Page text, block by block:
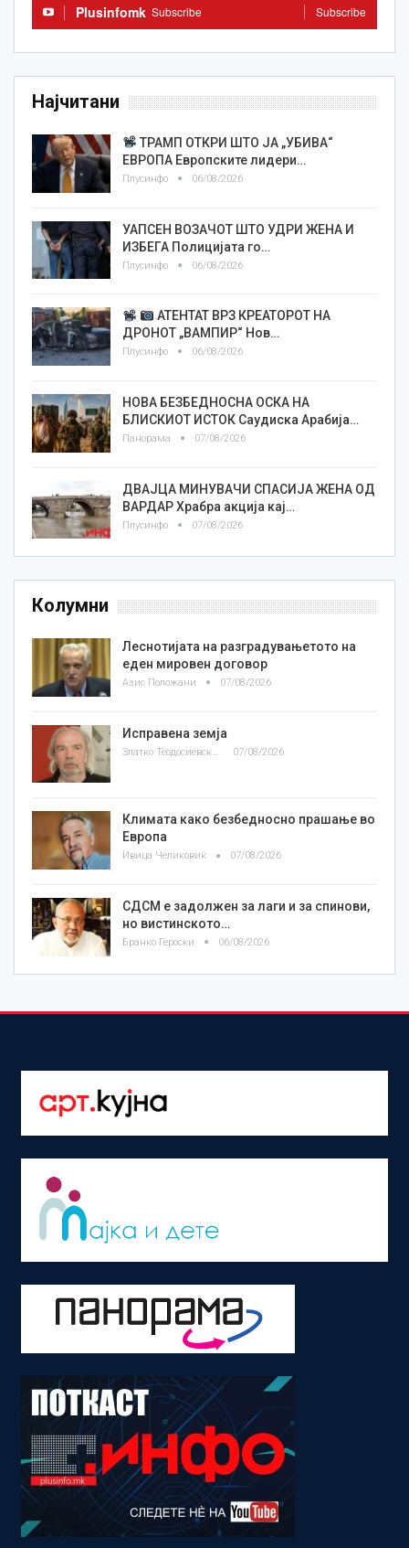
Plusinfomk Subscribe Subscribe
Најчитани
ТРАМП ОТКРИ ШТО ЈА „УБИВА“
ЕВРОПА Европските лидери…
Плусинфо 06/08/2026
УАПСЕН ВОЗАЧОТ ШТО УДРИ ЖЕНА И
ИЗБЕГА Полицијата го…
Плусинфо 06/08/2026
АТЕНТАТ ВРЗ КРЕАТОРОТ НА
ДРОНОТ „ВАМПИР“ Нов…
Плусинфо 06/08/2026
НОВА БЕЗБЕДНОСНА ОСКА НА
БЛИСКИОТ ИСТОК Саудиска Арабија…
Панорама 07/08/2026
ДВАЈЦА МИНУВАЧИ СПАСИЈА ЖЕНА ОД
ВАРДАР Храбра акција кај…
Плусинфо 07/08/2026
Колумни
Леснотијата на разградувањетото на
еден мировен договор
Азис Положани 07/08/2026
Исправена земја
Златко Теодосиевски 07/08/2026
Климата како безбедносно прашање во
Европа
Ивица Челиковиќ 07/08/2026
СДСМ е задолжен за лаги и за спинови,
но вистинското…
Бранко Героски 06/08/2026